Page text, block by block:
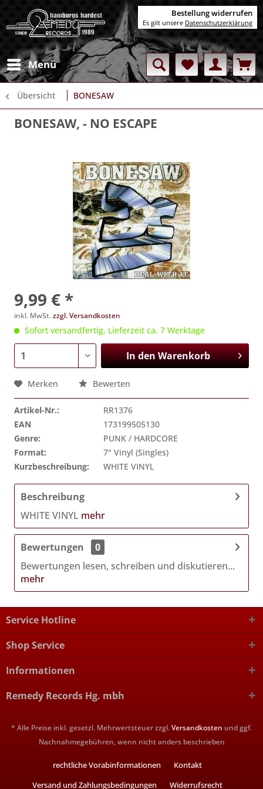
Menü
Übersicht BONESAW
BONESAW, - NO ESCAPE
9,99 € *
inkl. MwSt.zzgl. Versandkosten
Sofort versandfertig, Lieferzeit ca. 7 Werktage
In denWarenkorb
Merken Bewerten
Artikel-Nr.:
RR1376
EAN
173199505130
Genre:
PUNK / HARDCORE
Format:
7" Vinyl (Singles)
Kurzbeschreibung:
WHITE VINYL
Beschreibung
WHITE VINYL mehr
Bewertungen
0
Bewertungen lesen, schreiben und diskutieren...
mehr
Service Hotline
Shop Service
Informationen
Remedy Records Hg. mbh
* Alle Preise inkl. gesetzl. Mehrwertsteuer zzgl.Versandkosten und ggf.
Nachnahmegebühren, wenn nicht anders beschrieben
rechtliche Vorabinformationen
Kontakt
Versand und Zahlungsbedingungen
Widerrufsrecht
Bestellung widerrufen
Es gilt unsere Datenschutzerklärung